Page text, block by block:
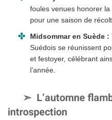
foules venues honorer
pour une saison de
Midsommar en Suède :
Suédois se réunissent
et festoyer, célébrant
l’année.
L’automne
introspection